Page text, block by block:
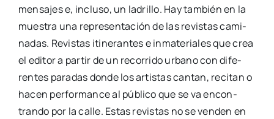
men­sa­jes e, inclu­so, un ladri­llo. Hay tam­bién en la
mues­tra una repre­sen­ta­ción de las revis­tas cami­
na­das. Revis­tas iti­ne­ran­tes e inma­te­ria­les que crea
el edi­tor a par­tir de un reco­rri­do urbano con dife­
ren­tes para­das don­de los artis­tas can­tan, reci­tan o
hacen per­for­man­ce al públi­co que se va encon­
tran­do por la calle. Estas revis­tas no se ven­den en